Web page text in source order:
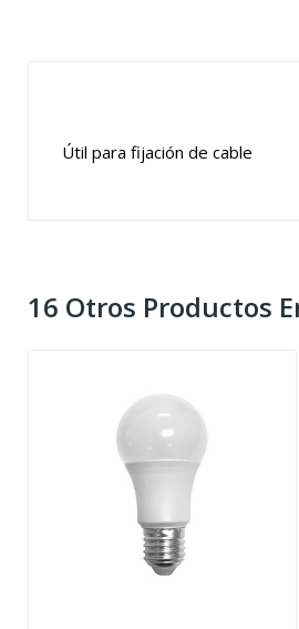
Útil para fijación de cable
16 Otros Productos